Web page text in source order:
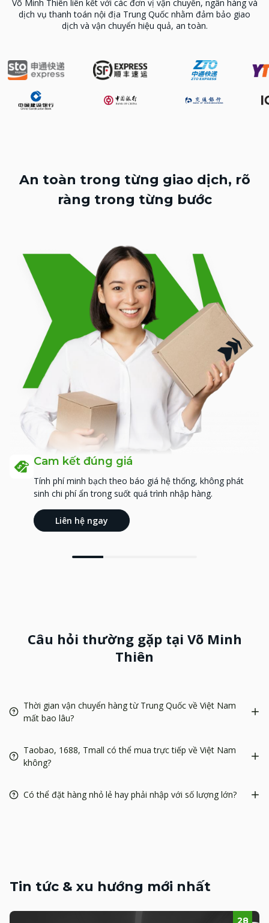
Võ Minh Thiên liên kết với các đơn vị vận chuyển, ngân hàng và
dịch vụ thanh toán nội địa Trung Quốc nhằm đảm bảo giao
dịch và vận chuyển hiệu quả, an toàn.
An toàn trong từng giao dịch, rõ
ràng trong từng bước
Cam kết đúng giá
Tính phí minh bạch theo báo giá hệ thống, không phát
sinh chi phí ẩn trong suốt quá trình nhập hàng.
Liên hệ ngay
Câu hỏi thường gặp tại Võ Minh
Thiên
Thời gian vận chuyển hàng từ Trung Quốc về Việt Nam
mất bao lâu?
Taobao, 1688, Tmall có thể mua trực tiếp về Việt Nam
không?
Có thể đặt hàng nhỏ lẻ hay phải nhập với số lượng lớn?
Tin tức & xu hướng mới nhất
28